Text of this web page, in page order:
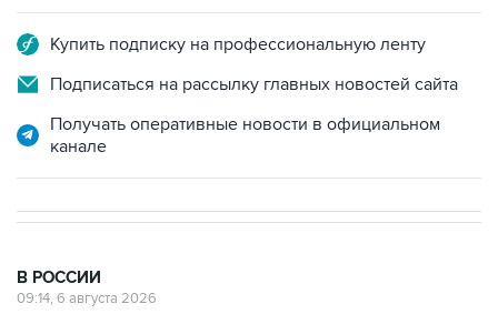
Купить подписку на профессиональную ленту
Подписаться на рассылку главных новостей сайта
Получать оперативные новости в официальном
канале
В РОССИИ
09:14, 6 августа 2026